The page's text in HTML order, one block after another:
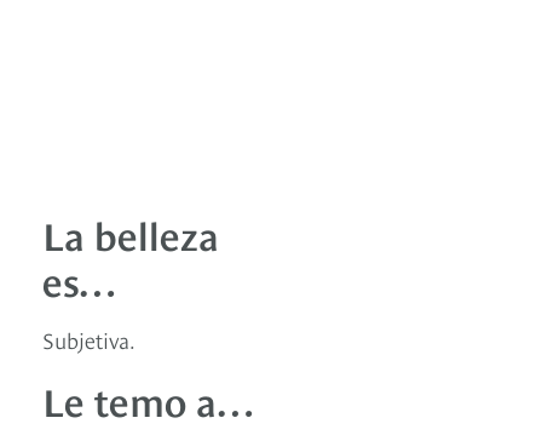
La belleza
es…
Subjetiva.
Le temo a…